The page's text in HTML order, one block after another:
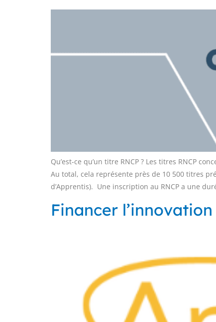
Qu’est-ce qu’un titre RNCP ? Les titres RNCP
Au total, cela représente près de 10 500 titres
d’Apprentis). Une inscription au RNCP a une
Financer